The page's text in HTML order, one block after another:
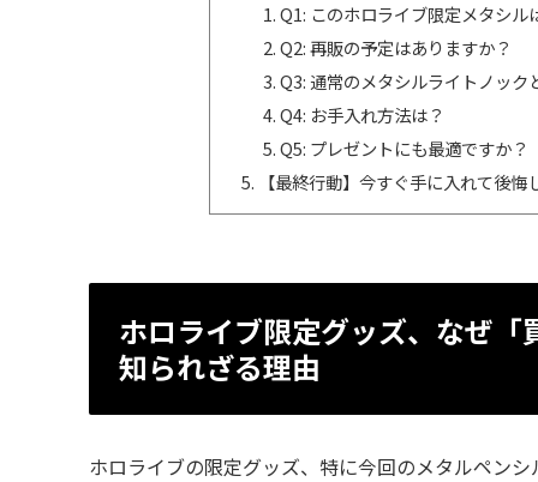
Q1: このホロライブ限定メタシル
Q2: 再販の予定はありますか？
Q3: 通常のメタシルライトノック
Q4: お手入れ方法は？
Q5: プレゼントにも最適ですか？
【最終行動】今すぐ手に入れて後悔
ホロライブ限定グッズ、なぜ
知られざる理由
ホロライブの限定グッズ、特に今回のメタルペン